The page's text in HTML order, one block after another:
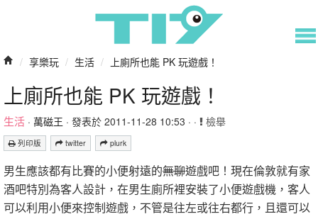
/ 享樂玩 / 生活 / 上廁所也能 PK 玩遊戲！
上廁所也能 PK 玩遊戲！
生活 · 萬磁王 · 發表於 2011-11-28 10:53 · · 檢舉
列印版 twitter plurk
男生應該都有比賽的小便射遠的無聊遊戲吧！現在倫敦就有家
酒吧特別為客人設計，在男生廁所裡安裝了小便遊戲機，客人
可以利用小便來控制遊戲，不管是往左或往右都行，且還可以